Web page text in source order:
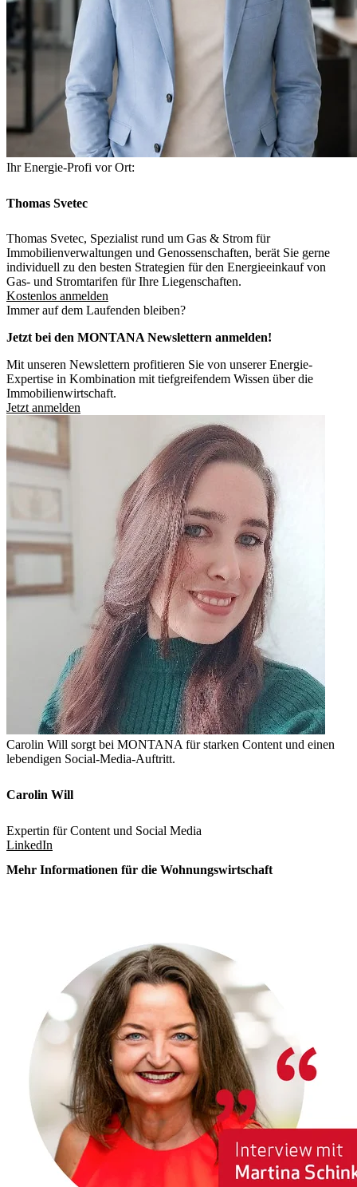
Ihr Energie-Profi vor Ort:
Thomas Svetec
Thomas Svetec, Spezialist rund um Gas & Strom für
Immobilienverwaltungen und Genossenschaften, berät Sie gerne
individuell zu den besten Strategien für den Energieeinkauf von
Gas- und Stromtarifen für Ihre Liegenschaften.
Kostenlos anmelden
Immer auf dem Laufenden bleiben?
Jetzt bei den MONTANA Newslettern anmelden!
Mit unseren Newslettern profitieren Sie von unserer Energie-
Expertise in Kombination mit tiefgreifendem Wissen über die
Immobilienwirtschaft.
Jetzt anmelden
Carolin Will sorgt bei MONTANA für starken Content und einen
lebendigen Social-Media-Auftritt.
Carolin Will
Expertin für Content und Social Media
LinkedIn
Mehr Informationen für die Wohnungswirtschaft